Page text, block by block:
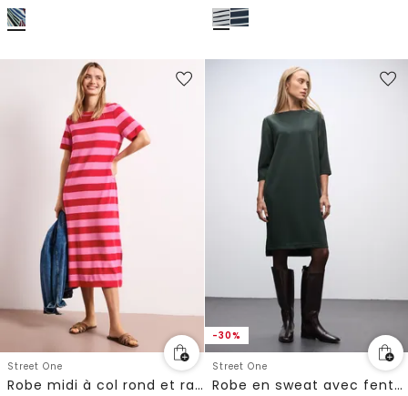
Street One
Robe midi à col rond et rayures
-30%
Street One
Robe en sweat avec fentes